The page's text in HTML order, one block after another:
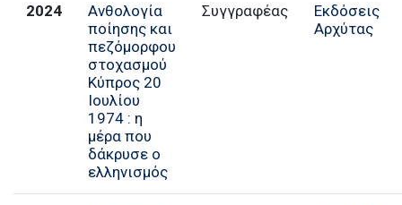
2024
Ανθολογία
ποίησης και
πεζόμορφου
στοχασμού
Κύπρος 20
Ιουλίου
1974 : η
μέρα που
δάκρυσε ο
ελληνισμός
Εκδόσεις
Αρχύτας